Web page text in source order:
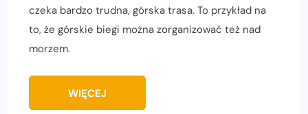
czeka bardzo trudna, górska trasa. To przykład na
to, że górskie biegi można zorganizować też nad
morzem.
WIĘCEJ